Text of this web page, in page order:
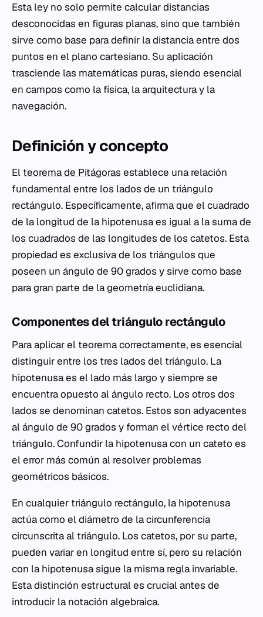
Esta ley no solo permite calcular distancias
desconocidas en figuras planas, sino que también
sirve como base para definir la distancia entre dos
puntos en el plano cartesiano. Su aplicación
trasciende las matemáticas puras, siendo esencial
en campos como la física, la arquitectura y la
navegación.
Definición y concepto
El teorema de Pitágoras establece una relación
fundamental entre los lados de un triángulo
rectángulo. Específicamente, afirma que el cuadrado
de la longitud de la hipotenusa es igual a la suma de
los cuadrados de las longitudes de los catetos. Esta
propiedad es exclusiva de los triángulos que
poseen un ángulo de 90 grados y sirve como base
para gran parte de lageometría euclidiana.
Componentes del triángulo rectángulo
Para aplicar el teorema correctamente, es esencial
distinguir entre los tres lados del triángulo. La
hipotenusa es el lado más largo y siempre se
encuentra opuesto al ángulo recto. Los otros dos
lados se denominan catetos. Estos son adyacentes
al ángulo de 90 grados y forman el vértice recto del
triángulo. Confundir la hipotenusa con un cateto es
el error más común al resolver problemas
geométricos básicos.
En cualquier triángulo rectángulo, la hipotenusa
actúa como el diámetro de la circunferencia
circunscrita al triángulo. Los catetos, por su parte,
pueden variar en longitud entre sí, pero su relación
con la hipotenusa sigue la misma regla invariable.
Esta distinción estructural es crucial antes de
introducir la notación algebraica.